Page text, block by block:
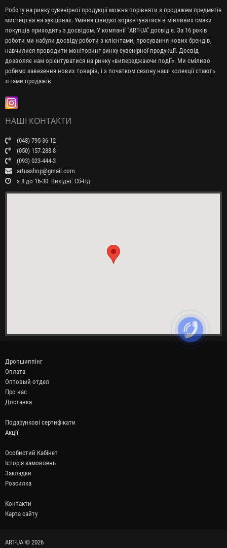
Роботу на ринку сувенірної продукції можна порівняти з продажем предметів
мистецтва на аукціонах. Уміння швидко зорієнтуватися в мінливих смаки
покупців приходить з досвідом. У компанії "ART-UA" досвід є. За 16 років
роботи ми набули досвіду роботи з клієнтами, просування нових брендів,
навчилися проводити моніторинг ринку сувенірної продукції. Досвід
дозволяє нам орієнтуватися на ринку «випереджаючи події». Ми сміливо
робимо завезення нових товарів, і з початком сезону наші колекції стають
хітами продажів.
НАШІ КОНТАКТИ
(048) 795-36-12
(050) 157-288-8
(093) 023-444-3
artuashop@gmail.com
з 8 до 16-30. Вихідні: Сб-Нд
Дропшиппінг
Оплата
Оптовый отдел
Про нас
Доставка
Подарункові сертифікати
Акції
Особистий Кабінет
Історія замовлень
Закладки
Розсилка
Контакти
Карта сайту
ART-UA © 2026